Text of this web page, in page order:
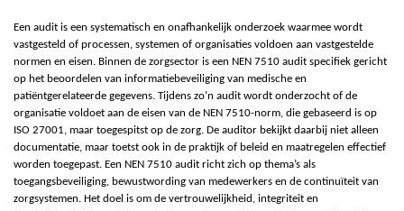
Een audit is een systematisch en onafhankelijk onderzoek waarmee wordt
vastgesteld of processen, systemen of organisaties voldoen aan vastgestelde
normen en eisen. Binnen de zorgsector is een NEN 7510 audit specifiek gericht
op het beoordelen van informatiebeveiliging van medische en
patiëntgerelateerde gegevens. Tijdens zo’n audit wordt onderzocht of de
organisatie voldoet aan de eisen van de NEN 7510-norm, die gebaseerd is op
ISO 27001, maar toegespitst op de zorg. De auditor bekijkt daarbij niet alleen
documentatie, maar toetst ook in de praktijk of beleid en maatregelen effectief
worden toegepast. Een NEN 7510 audit richt zich op thema’s als
toegangsbeveiliging, bewustwording van medewerkers en de continuïteit van
zorgsystemen. Het doel is om de vertrouwelijkheid, integriteit en